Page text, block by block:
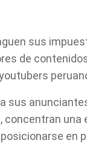
sus
de
sus
una
en